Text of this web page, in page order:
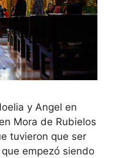
y Angel en
Mora de Rubielos
tuvieron que ser
empezó siendo